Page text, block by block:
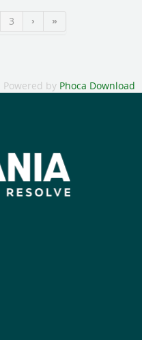
3
Powered by Phoca Download